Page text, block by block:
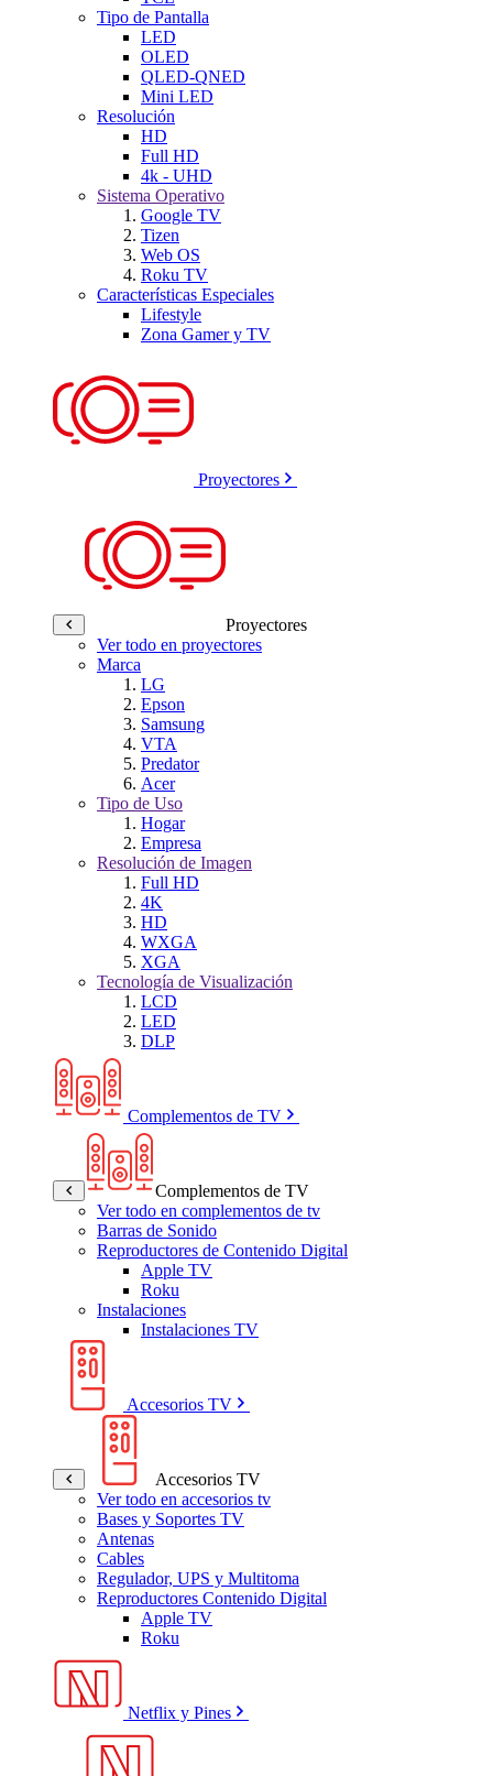
Tipo de Pantalla
LED
OLED
QLED-QNED
Mini LED
Resolución
HD
Full HD
4k - UHD
Sistema Operativo
Google TV
Tizen
Web OS
Roku TV
Características Especiales
Lifestyle
Zona Gamer y TV
Proyectores
Proyectores
Ver todo en proyectores
Marca
LG
Epson
Samsung
VTA
Predator
Acer
Tipo de Uso
Hogar
Empresa
Resolución de Imagen
Full HD
4K
HD
WXGA
XGA
Tecnología de Visualización
LCD
LED
DLP
Complementos de TV
Complementos de TV
Ver todo en complementos de tv
Barras de Sonido
Reproductores de Contenido Digital
Apple TV
Roku
Instalaciones
Instalaciones TV
Accesorios TV
Accesorios TV
Ver todo en accesorios tv
Bases y Soportes TV
Antenas
Cables
Regulador, UPS y Multitoma
Reproductores Contenido Digital
Apple TV
Roku
Netflix y Pines